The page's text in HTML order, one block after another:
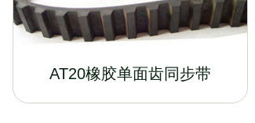
AT20橡胶单面齿同步带